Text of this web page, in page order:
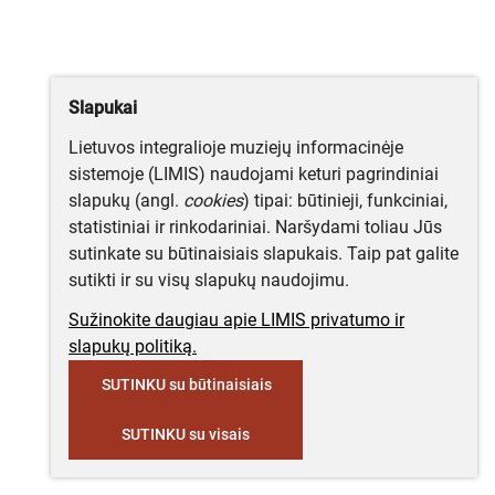
Slapukai
Lietuvos integralioje muziejų informacinėje
sistemoje (LIMIS) naudojami keturi pagrindiniai
slapukų (angl. cookies) tipai: būtinieji, funkciniai,
statistiniai ir rinkodariniai. Naršydami toliau Jūs
sutinkate su būtinaisiais slapukais. Taip pat galite
sutikti ir su visų slapukų naudojimu.
Sužinokite daugiau apie LIMIS privatumo ir
slapukų politiką.
SUTINKU su būtinaisiais
SUTINKU su visais